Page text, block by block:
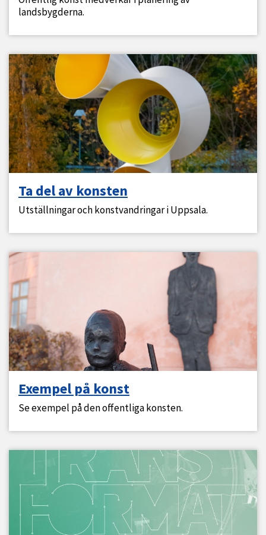
landsbygderna.
Ta del av konsten
Utställningar och konstvandringar i Uppsala.
Exempel på konst
Se exempel på den offentliga konsten.